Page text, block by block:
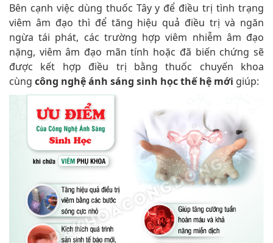
Bên cạnh việc dùng thuốc Tây y để điều trị tình trạng
viêm âm đạo thì để tăng hiệu quả điều trị và ngăn
ngừa tái phát, các trường hợp viêm nhiễm âm đạo
nặng, viêm âm đạo mãn tính hoặc đã biến chứng sẽ
được kết hợp điều trị bằng thuốc chuyến khoa
cùng công nghệ ánh sáng sinh học thế hệ mới giúp: